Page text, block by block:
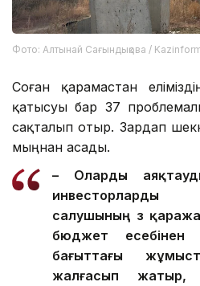
Фото: Алтынай Сағындықова /
Соған қарамастан
қатысуы бар 37
сақталып отыр. Зардап
мыңнан асады.
– Оларды
салушының өз
бюджет есебінен
бағыттағы
жалғасып